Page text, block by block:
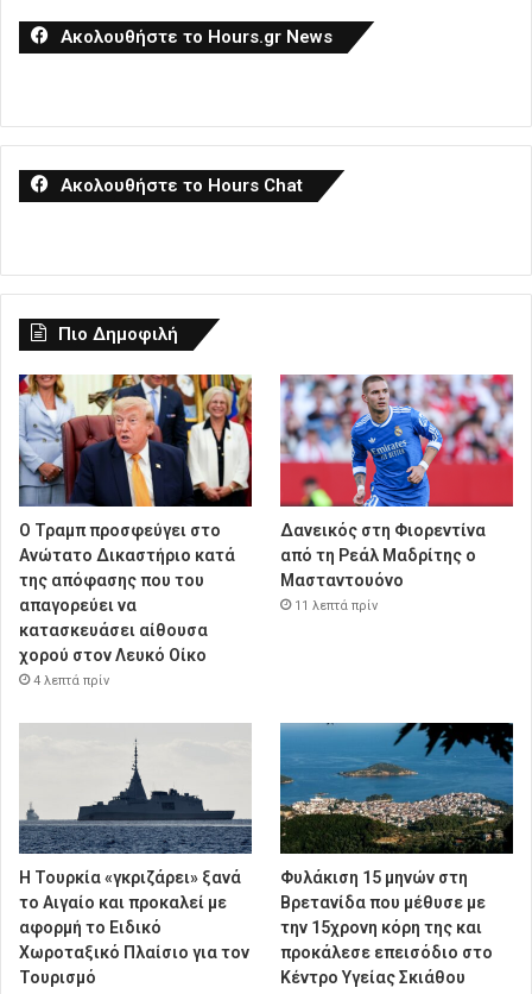
Ακολουθήστε το Hours.gr News
Ακολουθήστε το Hours Chat
Πιο Δημοφιλή
Ο Τραμπ προσφεύγει στο
Ανώτατο Δικαστήριο κατά
της απόφασης που του
απαγορεύει να
κατασκευάσει αίθουσα
χορού στον Λευκό Οίκο
4 λεπτά πρίν
Δανεικός στη Φιορεντίνα
από τη Ρεάλ Μαδρίτης ο
Μασταντουόνο
11 λεπτά πρίν
Η Τουρκία «γκριζάρει» ξανά
το Αιγαίο και προκαλεί με
αφορμή το Ειδικό
Χωροταξικό Πλαίσιο για τον
Τουρισμό
Φυλάκιση 15 μηνών στη
Βρετανίδα που μέθυσε με
την 15χρονη κόρη της και
προκάλεσε επεισόδιο στο
Κέντρο Υγείας Σκιάθου